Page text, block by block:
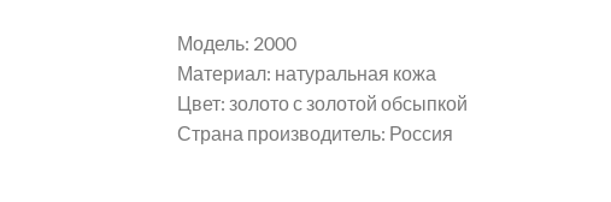
Модель: 2000
Материал: натуральная кожа
Цвет: золото с золотой обсыпкой
Страна производитель: Россия